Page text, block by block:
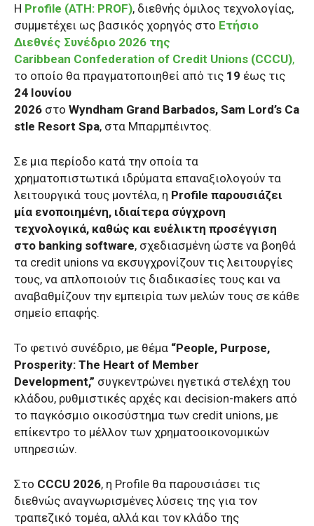
Η Profile (ATH: PROF), διεθνής όμιλος τεχνολογίας,
συμμετέχει ως βασικός χορηγός στο Ετήσιο
Διεθνές Συνέδριο 2026 της
Caribbean Confederation of Credit Unions (CCCU),
το οποίο θα πραγματοποιηθεί από τις 19 έως τις
24 Ιουνίου
2026 στο Wyndham Grand Barbados, Sam Lord’s Ca
stle Resort Spa, στα Μπαρμπέιντος.
Σε μια περίοδο κατά την οποία τα
χρηματοπιστωτικά ιδρύματα επαναξιολογούν τα
λειτουργικά τους μοντέλα, η Profile παρουσιάζει
μία ενοποιημένη, ιδιαίτερα σύγχρονη
τεχνολογικά, καθώς και ευέλικτη προσέγγιση
στο banking software, σχεδιασμένη ώστε να βοηθά
τα credit unions να εκσυγχρονίζουν τις λειτουργίες
τους, να απλοποιούν τις διαδικασίες τους και να
αναβαθμίζουν την εμπειρία των μελών τους σε κάθε
σημείο επαφής.
Το φετινό συνέδριο, με θέμα “People, Purpose,
Prosperity: The Heart of Member
Development,” συγκεντρώνει ηγετικά στελέχη του
κλάδου, ρυθμιστικές αρχές και decision-makers από
το παγκόσμιο οικοσύστημα των credit unions, με
επίκεντρο το μέλλον των χρηματοοικονομικών
υπηρεσιών.
Στο CCCU 2026, η Profile θα παρουσιάσει τις
διεθνώς αναγνωρισμένες λύσεις της για τον
τραπεζικό τομέα, αλλά και τον κλάδο της